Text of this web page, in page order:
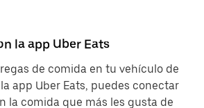
la app Uber Eats
de comida en tu vehículo de
app Uber Eats, puedes conectar
la comida que más les gusta de